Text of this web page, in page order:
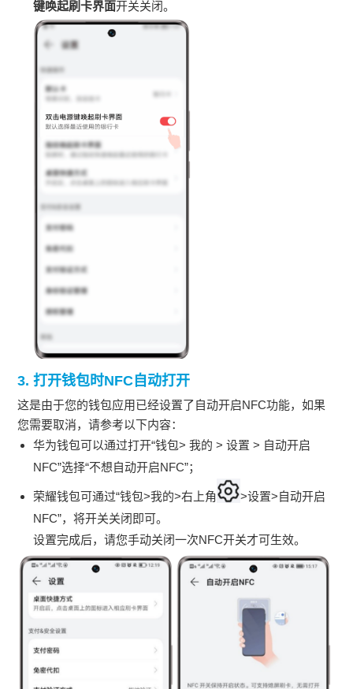
键唤起刷卡界面开关关闭。
3. 打开钱包时NFC自动打开
这是由于您的钱包应用已经设置了自动开启NFC功能，如果
您需要取消，请参考以下内容：
华为钱包可以通过打开“钱包> 我的 > 设置 > 自动开启
NFC”选择“不想自动开启NFC”；
荣耀钱包可通过“钱包>我的>右上角
>设置>自动开启
NFC”，将开关关闭即可。
设置完成后，请您手动关闭一次NFC开关才可生效。